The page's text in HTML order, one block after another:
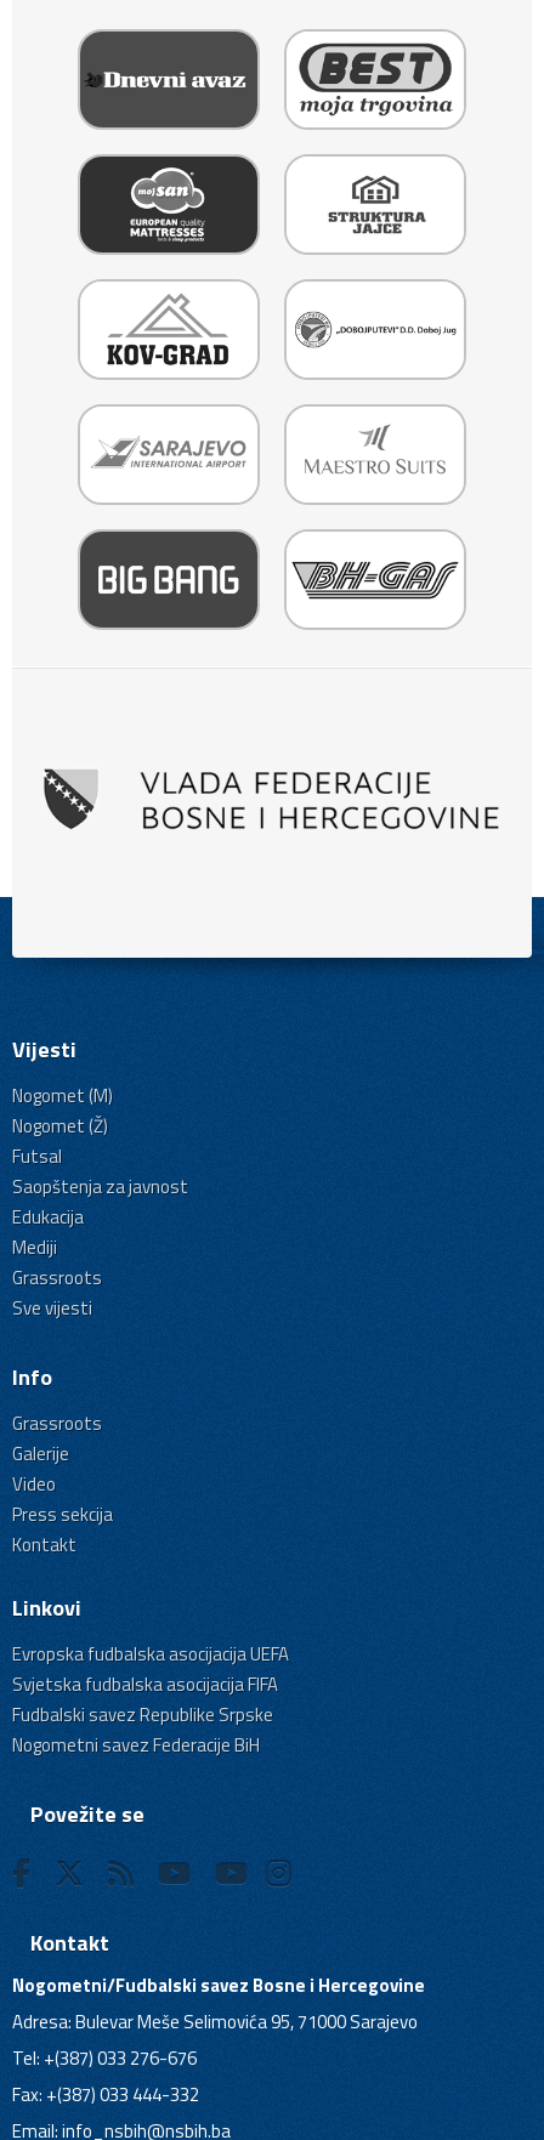
Vijesti
Nogomet (M)
Nogomet (Ž)
Futsal
Saopštenja za javnost
Edukacija
Mediji
Grassroots
Sve vijesti
Info
Grassroots
Galerije
Video
Press sekcija
Kontakt
Linkovi
Evropska fudbalska asocijacija UEFA
Svjetska fudbalska asocijacija FIFA
Fudbalski savez Republike Srpske
Nogometni savez Federacije BiH
Povežite se
Kontakt
Nogometni/Fudbalski savez Bosne i Hercegovine
Adresa: Bulevar Meše Selimovića 95, 71000 Sarajevo
Tel: +(387) 033 276-676
Fax: +(387) 033 444-332
Email:info_nsbih@nsbih.ba